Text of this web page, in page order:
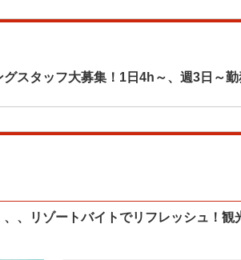
グスタッフ大募集！1日4h～、週3日～
、リゾートバイトでリフレッシュ！観